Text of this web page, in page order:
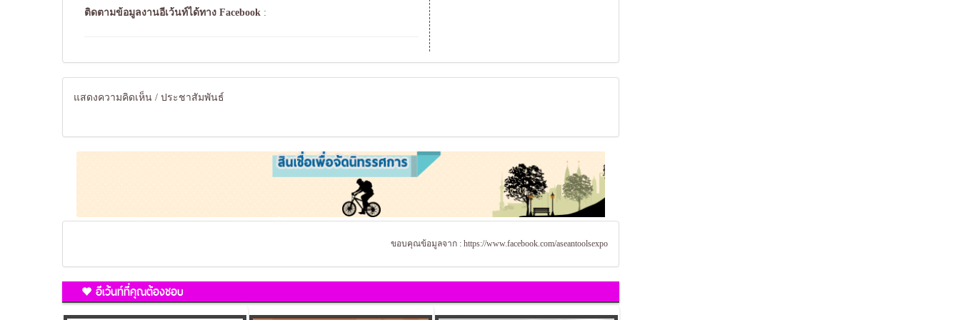
ติดตามข้อมูลงานอีเว้นท์ได้ทาง Facebook :
แสดงความคิดเห็น / ประชาสัมพันธ์
ขอบคุณข้อมูลจาก : https://www.facebook.com/aseantoolsexpo
อีเว้นท์ที่คุณต้องชอบ